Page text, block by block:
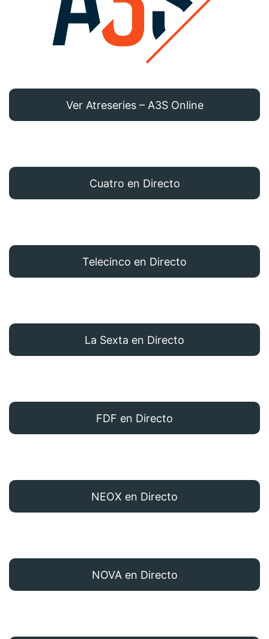
Ver Atreseries – A3S Online
Cuatro en Directo
Telecinco en Directo
La Sexta en Directo
FDF en Directo
NEOX en Directo
NOVA en Directo